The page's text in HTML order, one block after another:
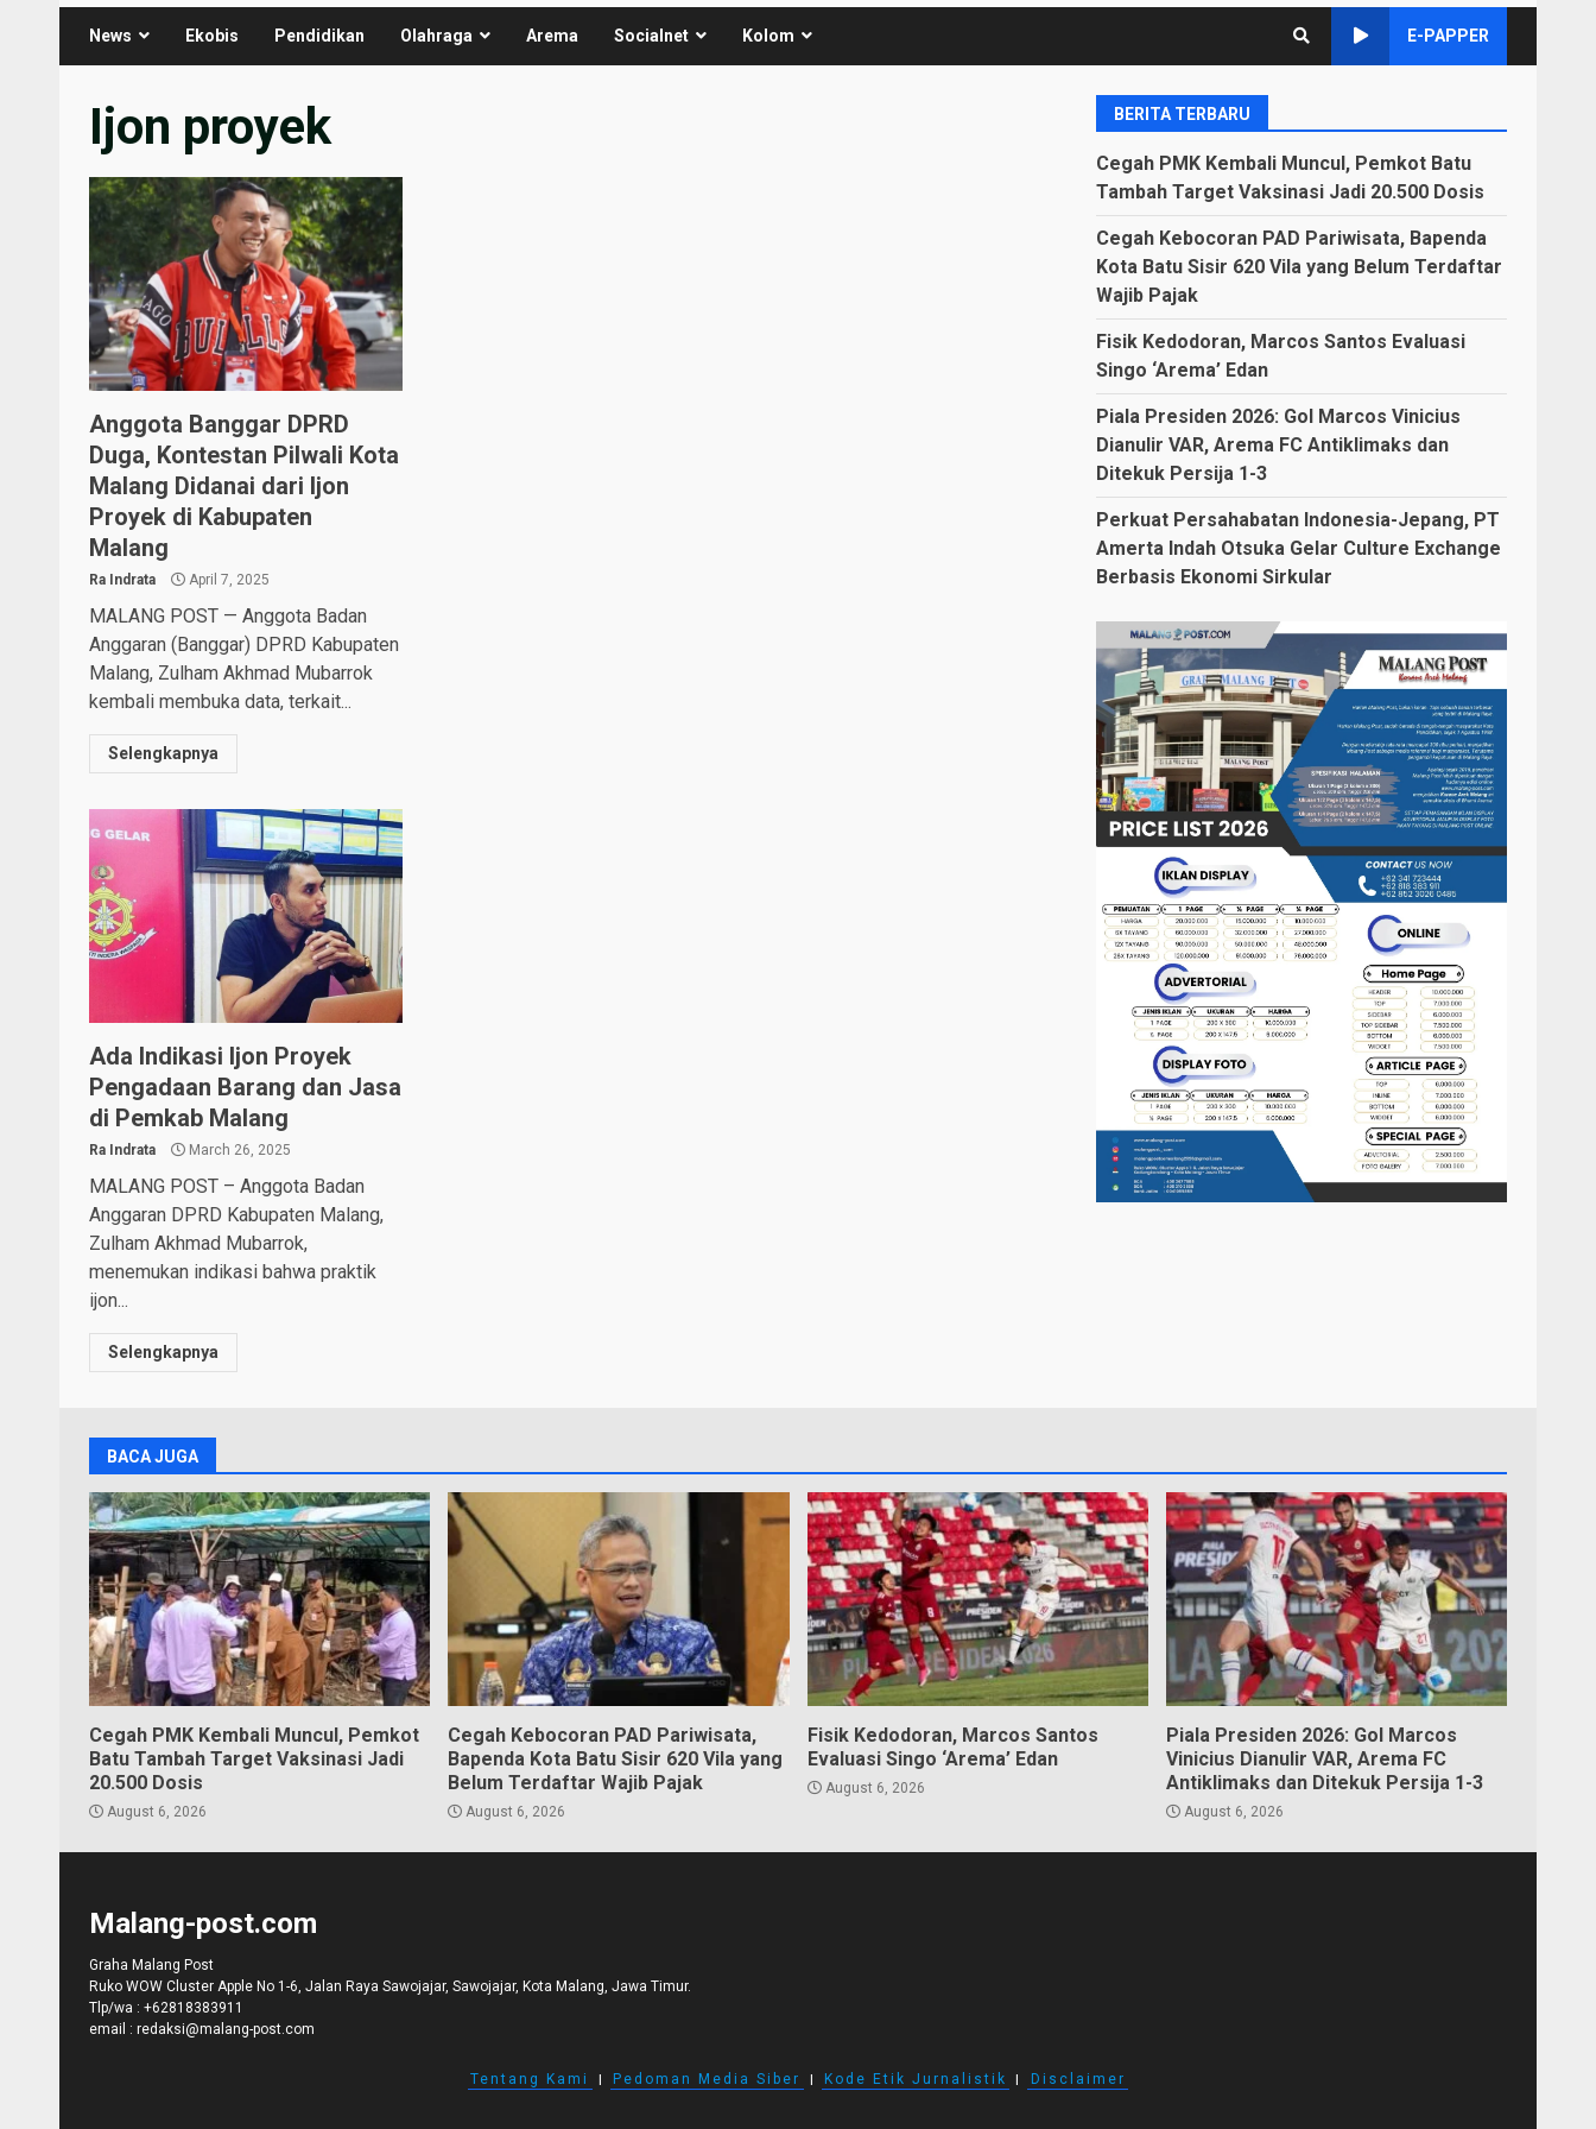
News Ekobis Pendidikan Olahraga Arema Socialnet Kolom E-PAPPER
Ijon proyek
Anggota Banggar DPRD
Duga, Kontestan Pilwali Kota
Malang Didanai dari Ijon
Proyek di Kabupaten
Malang
Ra Indrata April 7, 2025
MALANG POST — Anggota Badan
Anggaran (Banggar) DPRD Kabupaten
Malang, Zulham Akhmad Mubarrok
kembali membuka data, terkait...
Selengkapnya
Ada Indikasi Ijon Proyek
Pengadaan Barang dan Jasa
di Pemkab Malang
Ra Indrata March 26, 2025
MALANG POST – Anggota Badan
Anggaran DPRD Kabupaten Malang,
Zulham Akhmad Mubarrok,
menemukan indikasi bahwa praktik
ijon...
Selengkapnya
BERITA TERBARU
Cegah PMK Kembali Muncul, Pemkot Batu
Tambah Target Vaksinasi Jadi 20.500 Dosis
Cegah Kebocoran PAD Pariwisata, Bapenda
Kota Batu Sisir 620 Vila yang Belum Terdaftar
Wajib Pajak
Fisik Kedodoran, Marcos Santos Evaluasi
Singo ‘Arema’ Edan
Piala Presiden 2026: Gol Marcos Vinicius
Dianulir VAR, Arema FC Antiklimaks dan
Ditekuk Persija 1-3
Perkuat Persahabatan Indonesia-Jepang, PT
Amerta Indah Otsuka Gelar Culture Exchange
Berbasis Ekonomi Sirkular
BACA JUGA
Cegah PMK Kembali Muncul, Pemkot
Batu Tambah Target Vaksinasi Jadi
20.500 Dosis
August 6, 2026
Cegah Kebocoran PAD Pariwisata,
Bapenda Kota Batu Sisir 620 Vila yang
Belum Terdaftar Wajib Pajak
August 6, 2026
Fisik Kedodoran, Marcos Santos
Evaluasi Singo ‘Arema’ Edan
August 6, 2026
Piala Presiden 2026: Gol Marcos
Vinicius Dianulir VAR, Arema FC
Antiklimaks dan Ditekuk Persija 1-3
August 6, 2026
Malang-post.com
Graha Malang Post
Ruko WOW Cluster Apple No 1-6, Jalan Raya Sawojajar, Sawojajar, Kota Malang, Jawa Timur.
Tlp/wa : +62818383911
email : redaksi@malang-post.com
Tentang Kami I Pedoman Media Siber I Kode Etik Jurnalistik I Disclaimer